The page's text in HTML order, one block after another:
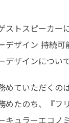
ストスピーカ
デザイン 持続
ザインについ
めていただくの
めたのち、『フ
キュラーエコノ